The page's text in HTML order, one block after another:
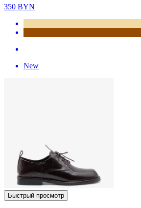
350 BYN
New
Быстрый просмотр